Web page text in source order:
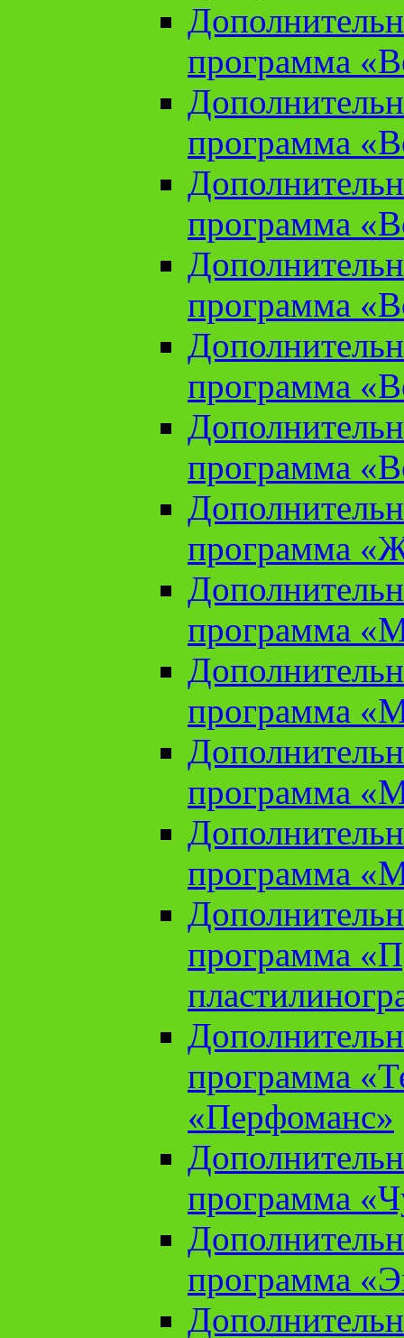
программа
программа
программа
программа
программа
программа
программа
программа
программа
программа
программа
программа
программа
«Перфоманс»
программа
программа